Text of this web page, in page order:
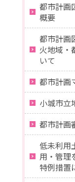
都市計画
概要
都市計画
火地域・
いて
都市計画
小城市立
都市計画
低未利用
用・管理
特例措置